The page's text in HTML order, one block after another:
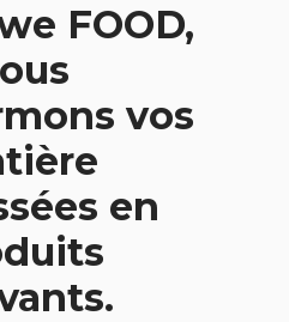
FOOD,
vos
en